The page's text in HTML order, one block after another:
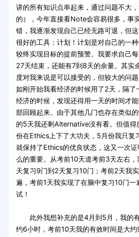
讲的所有知识点串起来，通过问题不大
的），今年直接看Note会容易很多，事
错，我逐渐发现自己已经无路可退，但
很好的工具：计划！计划是对自己的一
较终实现目标的提前预警。我要求自己
27天结束，还能有7到8天的余量。其实
度对我来说是可以接受的，但较大的问
如刚开始我看经济的时候用了2天，隔了
经济的时候，发现还得用一天的时间才
部回顾起来。由于其他几门也存在类似
的5天我还剩Alternative没有看。但值得
份在Ethics上下了大功夫，5月份我只复
就保持了Ethics的优良状态，这又一次
么的重要。从考前10天道考前3天左右
天复习9门到2天复习10门；考前2天我
遍，考前1天我实现了在脑中复习10门一
试！
此外我想补充的是4月到5月，我的
约6小时，考前10天我的有效时间是大